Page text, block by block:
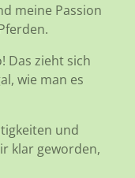
meine Passion
Das zieht sich
wie man es
und
klar geworden,